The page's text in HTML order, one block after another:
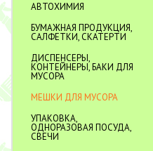
АВТОХИМИЯ
БУМАЖНАЯ ПРОДУКЦИЯ,
САЛФЕТКИ, СКАТЕРТИ
ДИСПЕНСЕРЫ,
КОНТЕЙНЕРЫ, БАКИ ДЛЯ
МУСОРА
МЕШКИ ДЛЯ МУСОРА
УПАКОВКА,
ОДНОРАЗОВАЯ ПОСУДА,
СВЕЧИ